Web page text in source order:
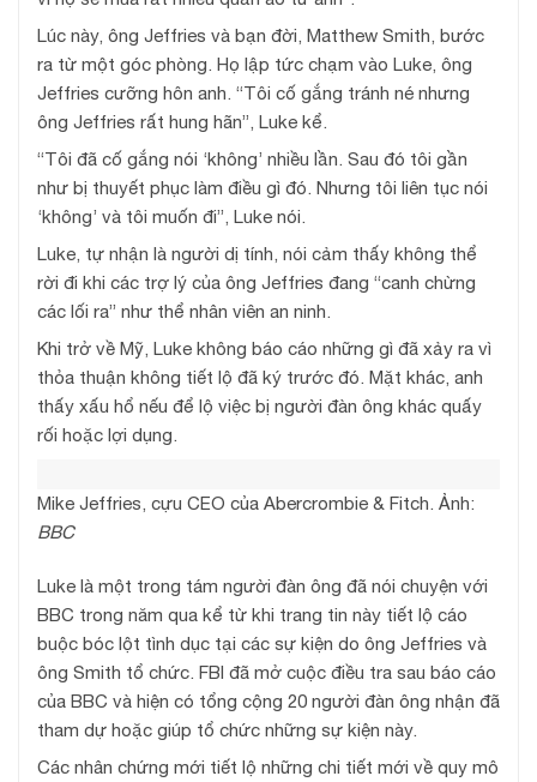
Lúc này, ông Jeffries và bạn đời, Matthew Smith, bước
ra từ một góc phòng. Họ lập tức chạm vào Luke, ông
Jeffries cưỡng hôn anh. “Tôi cố gắng tránh né nhưng
ông Jeffries rất hung hãn”, Luke kể.
“Tôi đã cố gắng nói ‘không’ nhiều lần. Sau đó tôi gần
như bị thuyết phục làm điều gì đó. Nhưng tôi liên tục nói
‘không’ và tôi muốn đi”, Luke nói.
Luke, tự nhận là người dị tính, nói cảm thấy không thể
rời đi khi các trợ lý của ông Jeffries đang “canh chừng
các lối ra” như thể nhân viên an ninh.
Khi trở về Mỹ, Luke không báo cáo những gì đã xảy ra vì
thỏa thuận không tiết lộ đã ký trước đó. Mặt khác, anh
thấy xấu hổ nếu để lộ việc bị người đàn ông khác quấy
rối hoặc lợi dụng.
Mike Jeffries, cựu CEO của Abercrombie & Fitch. Ảnh:
BBC
Luke là một trong tám người đàn ông đã nói chuyện với
BBC trong năm qua kể từ khi trang tin này tiết lộ cáo
buộc bóc lột tình dục tại các sự kiện do ông Jeffries và
ông Smith tổ chức. FBI đã mở cuộc điều tra sau báo cáo
của BBC và hiện có tổng cộng 20 người đàn ông nhận đã
tham dự hoặc giúp tổ chức những sự kiện này.
Các nhân chứng mới tiết lộ những chi tiết mới về quy mô